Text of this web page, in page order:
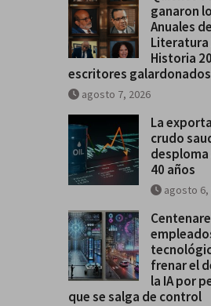
ganaron
Anuales de
Literatura
Historia
escritores
agosto 7, 2026
La
crudo
40 años
agosto 6,
frenar el
la IA por
que se salga de control